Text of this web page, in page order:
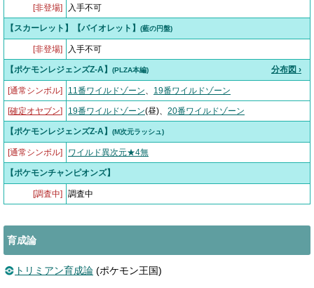
[非登場] 入手不可
【スカーレット】【バイオレット】 (藍の円盤)
[非登場] 入手不可
【ポケモンレジェンズZ-A】 (PLZA本編) 分布図 ›
[通常シンボル] 11番ワイルドゾーン、 19番ワイルドゾーン
[確定オヤブン] 19番ワイルドゾーン(昼)、 20番ワイルドゾーン
【ポケモンレジェンズZ-A】 (M次元ラッシュ)
[通常シンボル] ワイルド異次元★4無
【ポケモンチャンピオンズ】
[調査中] 調査中
育成論
トリミアン育成論 (ポケモン王国)